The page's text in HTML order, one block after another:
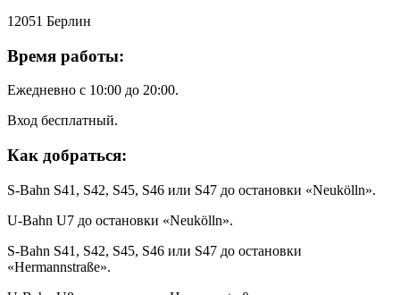
12051 Берлин
Время работы:
Ежедневно с 10:00 до 20:00.
Вход бесплатный.
Как добраться:
S-Bahn S41, S42, S45, S46 или S47 до остановки «Neukölln».
U-Bahn U7 до остановки «Neukölln».
S-Bahn S41, S42, S45, S46 или S47 до остановки
«Hermannstraße».